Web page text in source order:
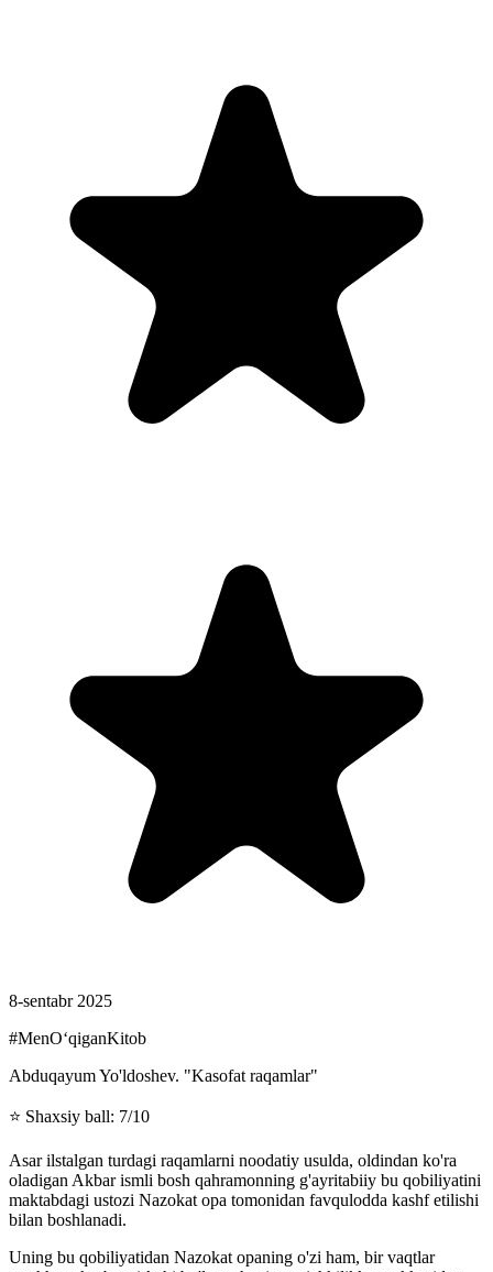
8-sentabr 2025
#MenOʻqiganKitob
Abduqayum Yo'ldoshev. "Kasofat raqamlar"
⭐️ Shaxsiy ball: 7/10
Asar ilstalgan turdagi raqamlarni noodatiy usulda, oldindan ko'ra
oladigan Akbar ismli bosh qahramonning g'ayritabiiy bu qobiliyatini
maktabdagi ustozi Nazokat opa tomonidan favqulodda kashf etilishi
bilan boshlanadi.
Uning bu qobiliyatidan Nazokat opaning o'zi ham, bir vaqtlar